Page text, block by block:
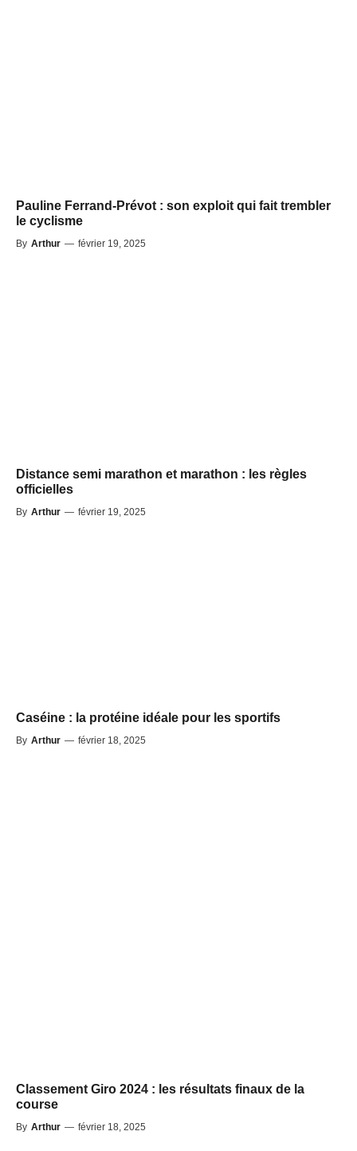
Pauline Ferrand-Prévot : son exploit qui fait trembler
le cyclisme
By Arthur — février 19, 2025
Distance semi marathon et marathon : les règles
officielles
By Arthur — février 19, 2025
Caséine : la protéine idéale pour les sportifs
By Arthur — février 18, 2025
Classement Giro 2024 : les résultats finaux de la
course
By Arthur — février 18, 2025